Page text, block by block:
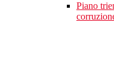
Piano